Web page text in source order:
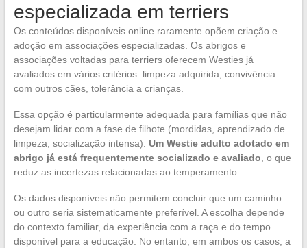
especializada em terriers
Os conteúdos disponíveis online raramente opõem criação e
adoção em associações especializadas. Os abrigos e
associações voltadas para terriers oferecem Westies já
avaliados em vários critérios: limpeza adquirida, convivência
com outros cães, tolerância a crianças.
Essa opção é particularmente adequada para famílias que não
desejam lidar com a fase de filhote (mordidas, aprendizado de
limpeza, socialização intensa). Um Westie adulto adotado em
abrigo já está frequentemente socializado e avaliado, o que
reduz as incertezas relacionadas ao temperamento.
Os dados disponíveis não permitem concluir que um caminho
ou outro seria sistematicamente preferível. A escolha depende
do contexto familiar, da experiência com a raça e do tempo
disponível para a educação. No entanto, em ambos os casos, a